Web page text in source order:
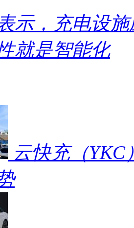
示，充电设
就是智能化
云快充（YKC